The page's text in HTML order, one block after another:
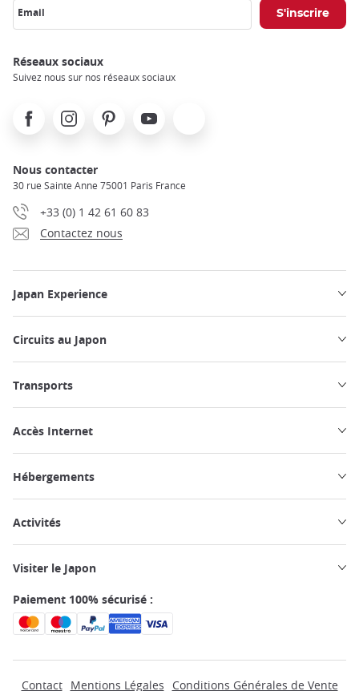
Email
Réseaux sociaux
Suivez nous sur nos réseaux sociaux
FacebookInstagramPinterest Youtube
Nous contacter
30 rue Sainte Anne 75001 Paris France
+33 (0) 1 42 61 60 83
Contactez nous
Japan Experience
Circuits au Japon
Transports
Accès Internet
Hébergements
Activités
Visiter le Japon
Paiement 100% sécurisé :
Contact Mentions Légales Conditions Générales de Vente